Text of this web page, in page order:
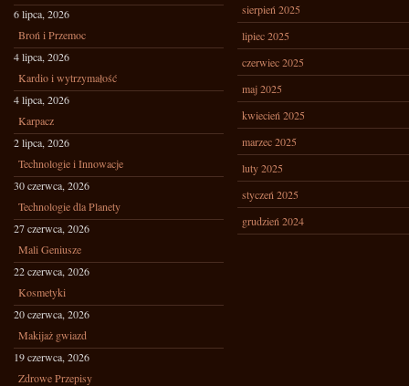
6 lipca, 2026
Broń i Przemoc
4 lipca, 2026
Kardio i wytrzymałość
4 lipca, 2026
Karpacz
2 lipca, 2026
Technologie i Innowacje
30 czerwca, 2026
Technologie dla Planety
27 czerwca, 2026
Mali Geniusze
22 czerwca, 2026
Kosmetyki
20 czerwca, 2026
Makijaż gwiazd
19 czerwca, 2026
Zdrowe Przepisy
sierpień 2025
lipiec 2025
czerwiec 2025
maj 2025
kwiecień 2025
marzec 2025
luty 2025
styczeń 2025
grudzień 2024